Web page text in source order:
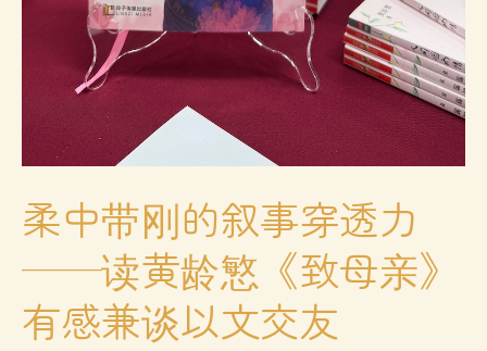
柔中带刚的叙事穿透力
——读黄龄慜《致母亲》
有感兼谈以文交友